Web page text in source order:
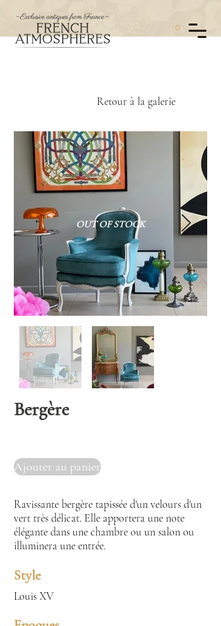
0
Retour à la galerie
OUT OF STOCK
Bergère
Ajouter au panier
Ravissante bergère tapissée d'un velours d'un
vert très délicat. Elle apportera une note
élégante dans une chambre ou un salon ou
illuminera une entrée.
Style
Louis XV